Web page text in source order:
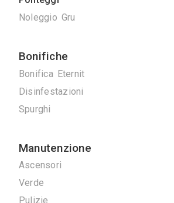
Restauro Mobili
Tappezzieri
Tende da Interni
Tende da sole
Tinteggiature
Vetrate Artistiche
Altro